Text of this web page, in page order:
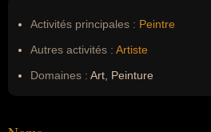
Activités principales : Peintre
Autres activités : Artiste
Domaines : Art, Peinture